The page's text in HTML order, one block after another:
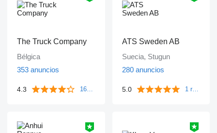
The Truck Company
Bélgica
353 anuncios
4.3 161 reseñas
ATS Sweden AB
Suecia, Stugun
280 anuncios
5.0 1 reseña